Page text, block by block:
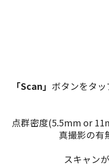
「Scan」 ボタンをタ
点群密度(5.5mm or
真撮影の有
スキャン